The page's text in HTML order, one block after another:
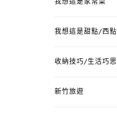
我想這是家常菜
我想這是甜點/西點
收納技巧/生活巧思
新竹旅遊